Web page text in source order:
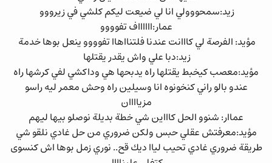
زيد:سمحووولي انا لي ضيعت ليكم كلشي في زيرووو
عمار:ااااااف تفوووو
مؤيد: الفرصة لي كااانت عندنا فلتنااهاا تفوووو ينعل بوها خدمة
زيد:دبا علي واش يقدر يقتلها
مؤيد:معصب كيخبط يقتلها راه يدبحها هي وداكشي لفي كرشها راه
عندو بالو راني كنخونوه انا وسيلين راه وحش معمر ليه راسو
مزياااان
عماار: شنوو الحل كاااين شي خطة بديلة نوصلو بيها ليهم
مؤيد:معرفتش عقلي حبس ولكن ضروري من حل غادي نلقو شي
طريقة ضروري غادي تحيب لياا ديك قح.. نوري زمل بوها اش كنسوى